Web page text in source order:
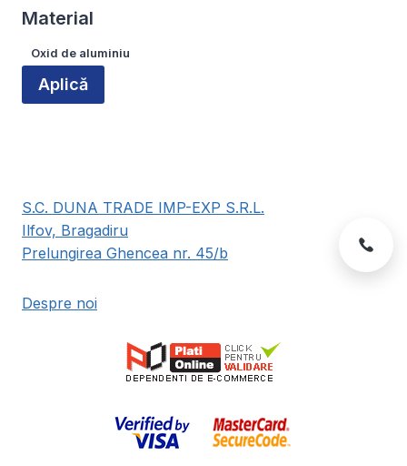
Material
Material
Oxid de aluminiu
Aplică
S.C. DUNA TRADE IMP-EXP S.R.L.
Ilfov, Bragadiru
Prelungirea Ghencea nr. 45/b
Despre noi